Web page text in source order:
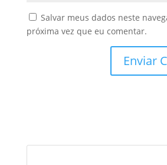
Salvar meus dados neste
próxima vez que eu comentar.